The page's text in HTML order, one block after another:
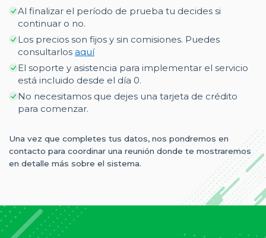
Al finalizar el período de prueba tu decides si
continuar o no.
Los precios son fijos y sin comisiones. Puedes
consultarlos aquí
El soporte y asistencia para implementar el servicio
está incluido desde el día 0.
No necesitamos que dejes una tarjeta de crédito
para comenzar.
Una vez que completes tus datos, nos pondremos en
contacto para coordinar una reunión donde te mostraremos
en detalle más sobre el sistema.